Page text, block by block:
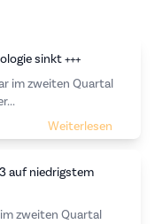
sinkt +++
im zweiten Quartal
Weiterlesen
auf niedrigstem
zweiten Quartal